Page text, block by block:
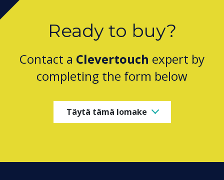
Ready to buy?
Contact a Clevertouch expert by
completing the form below
Täytä tämä lomake